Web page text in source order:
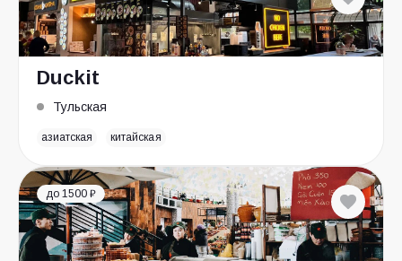
Duckit
Тульская
азиатская китайская
до 1500 ₽